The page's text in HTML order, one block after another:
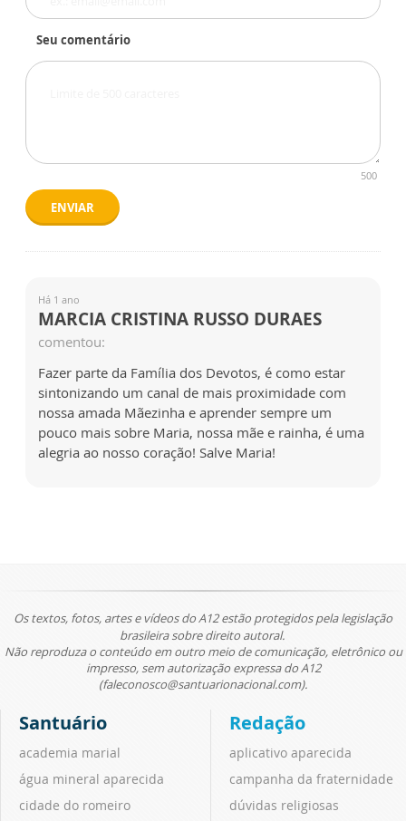
Seu comentário
500
ENVIAR
Há 1 ano
MARCIA CRISTINA RUSSO DURAES
comentou:
Fazer parte da Família dos Devotos, é como estar
sintonizando um canal de mais proximidade com
nossa amada Mãezinha e aprender sempre um
pouco mais sobre Maria, nossa mãe e rainha, é uma
alegria ao nosso coração! Salve Maria!
Os textos, fotos, artes e vídeos do A12 estão protegidos pela legislação
brasileira sobre direito autoral.
Não reproduza o conteúdo em outro meio de comunicação, eletrônico ou
impresso, sem autorização expressa do A12
(faleconosco@santuarionacional.com).
Santuário
academia marial
água mineral aparecida
cidade do romeiro
Redação
aplicativo aparecida
campanha da fraternidade
dúvidas religiosas